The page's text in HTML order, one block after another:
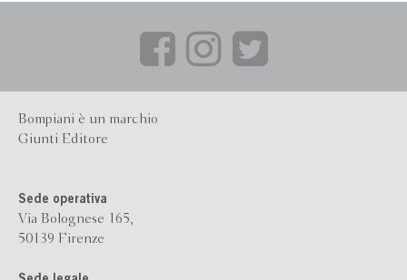
Bompiani è un marchio
Giunti Editore
Sede operativa
Via Bolognese 165,
50139 Firenze